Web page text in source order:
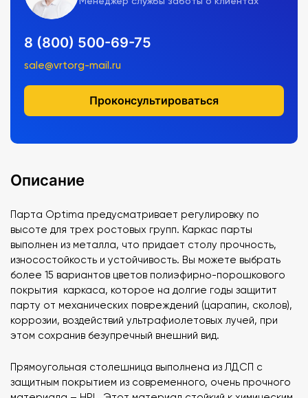
8 (800) 500-69-75
sale@vrtorg-mail.ru
Проконсультироваться
Описание
Парта Optima предусматривает регулировку по
высоте для трех ростовых групп. Каркас парты
выполнен из металла, что придает столу прочность,
износостойкость и устойчивость. Вы можете выбрать
более 15 вариантов цветов полиэфирно-порошкового
покрытия каркаса, которое на долгие годы защитит
парту от механических повреждений (царапин, сколов),
коррозии, воздействий ультрафиолетовых лучей, при
этом сохранив безупречный внешний вид.
Прямоугольная столешница выполнена из ЛДСП с
защитным покрытием из современного, очень прочного